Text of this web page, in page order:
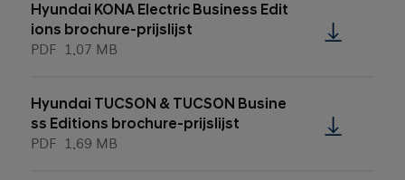
Hyundai KONA Electric Business Edit
ions brochure-prijslijst
PDF 1.07 MB
Hyundai TUCSON & TUCSON Busine
ss Editions brochure-prijslijst
PDF 1.69 MB